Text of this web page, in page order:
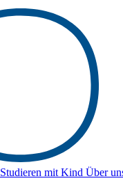
Studieren mit Kind Über